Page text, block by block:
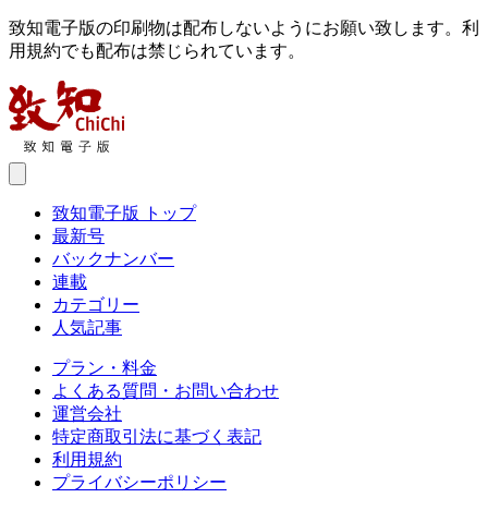
致知電子版の印刷物は配布しないようにお願い致します。利
用規約でも配布は禁じられています。
致知電子版 トップ
最新号
バックナンバー
連載
カテゴリー
人気記事
プラン・料金
よくある質問・お問い合わせ
運営会社
特定商取引法に基づく表記
利用規約
プライバシーポリシー